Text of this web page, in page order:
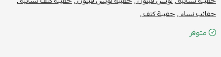
حقائب نساء ,حقيبة كتف ,
متوفر